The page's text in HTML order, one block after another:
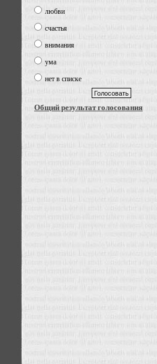
любви
счастья
внимания
ума
нет в списке
Общий результат голосования